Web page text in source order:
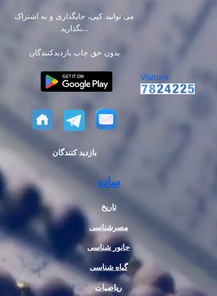
می توانید کپی، جایگذاری و به اشتراک
بگذارید...
بدون حق چاپ بازدیدکنندگان
بازدید کنندگان
Visitors:
ساده
تاریخ
مصرشناسی
جانور شناسی
گیاه شناسی
ریاضیات